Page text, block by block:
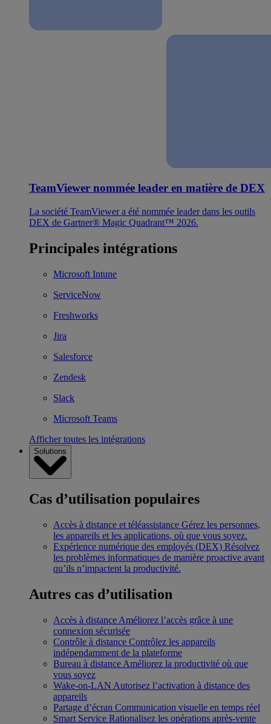
TeamViewer nommée leader en matière de DEX
La société TeamViewer a été nommée leader dans les outils
DEX de Gartner® Magic Quadrant™ 2026.
Principales intégrations
Microsoft Intune
ServiceNow
Freshworks
Jira
Salesforce
Zendesk
Slack
Microsoft Teams
Afficher toutes les intégrations
Solutions
Cas d’utilisation populaires
Accès à distance et téléassistance Gérez les personnes,
les appareils et les applications, où que vous soyez.
Expérience numérique des employés (DEX) Résolvez
les problèmes informatiques de manière proactive avant
qu’ils n’impactent la productivité.
Autres cas d’utilisation
Accès à distance Améliorez l’accès grâce à une
connexion sécurisée
Contrôle à distance Contrôlez les appareils
indépendamment de la plateforme
Bureau à distance Améliorez la productivité où que
vous soyez
Wake-on-LAN Autorisez l’activation à distance des
appareils
Partage d’écran Communication visuelle en temps réel
Smart Service Rationalisez les opérations après-vente